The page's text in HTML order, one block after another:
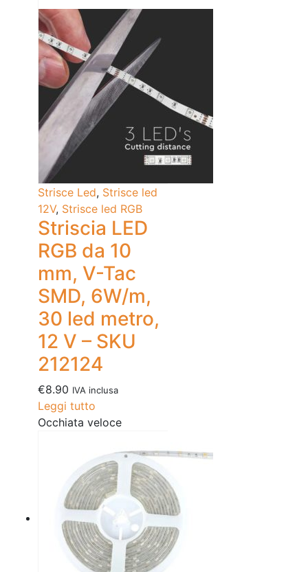
Strisce Led, Strisce led
12V, Strisce led RGB
Striscia LED
RGB da 10
mm, V-Tac
SMD, 6W/m,
30 led metro,
12 V – SKU
212124
€8.90 IVA inclusa
Leggi tutto
Occhiata veloce